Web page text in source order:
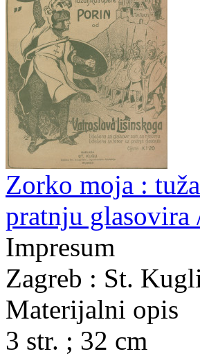
Zorko moja :
pratnju glasovira
Impresum
Zagreb : St.
Materijalni opis
3 str. ; 32 cm